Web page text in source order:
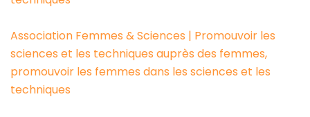
Association Femmes & Sciences | Promouvoir les
sciences et les techniques auprès des femmes,
promouvoir les femmes dans les sciences et les
techniques